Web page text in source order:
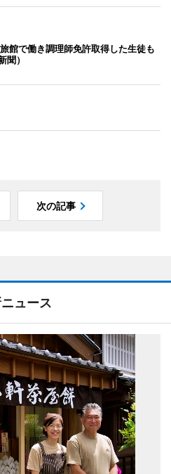
館で働き調理師免許取得した生徒も
聞）
次の記事
ュース